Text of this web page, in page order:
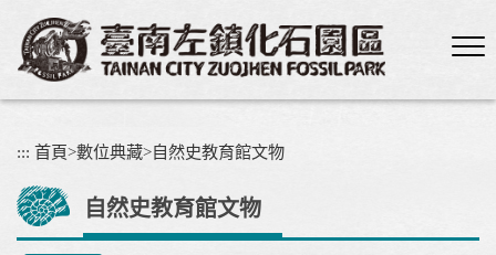
內
::: 首頁>數位典藏>自然史教育館文物
自然史教育館文物